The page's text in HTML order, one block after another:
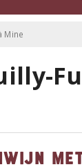
Mine